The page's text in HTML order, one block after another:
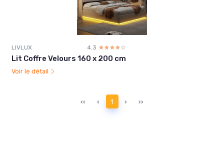
LIVLUX 4.3 ☆☆☆☆☆
★★★★★
Lit Coffre Velours 160 x 200 cm
Voir le détail
‹‹ ‹ 1 › ››